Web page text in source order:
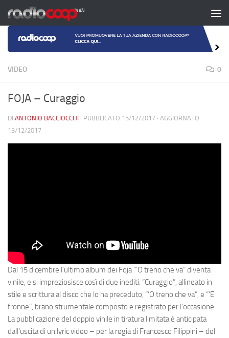
Salta al contenuto
VIDEO 0
FOJA – Curaggio
DI ANTONIO BACCIOCCHI · PUBBLICATO 15/12/2017 · AGGIORNATO
13/12/2017
Dal 15 dicembre l’ultimo album dei Foja “’O treno che va” diventa
vinile, e si impreziosisce così di due inediti: “Curaggio”, allineato in
stile e scrittura al disco che lo ha preceduto, “‘O treno che va”, e “‘E
fronne”, brano strumentale composto e registrato per l’occasione.
La pubblicazione del doppio vinile in tiratura limitata è anticipata
dall’uscita di un lyric video – per la regia di Francesco Filippini – del